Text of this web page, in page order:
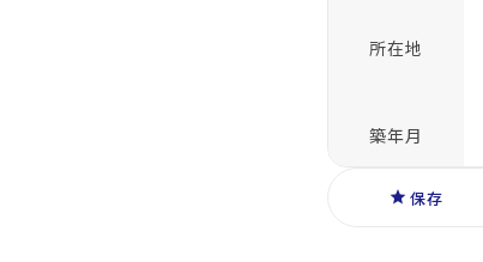
所在地
築年月
star 保存